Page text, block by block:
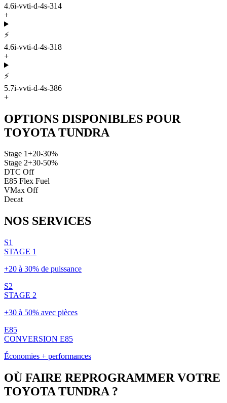
4.6i-vvti-d-4s-314
+
⚡
4.6i-vvti-d-4s-318
+
⚡
5.7i-vvti-d-4s-386
+
OPTIONS DISPONIBLES POUR
TOYOTA TUNDRA
Stage 1+20-30%
Stage 2+30-50%
DTC Off
E85 Flex Fuel
VMax Off
Decat
NOS SERVICES
S1
STAGE 1
+20 à 30% de puissance
S2
STAGE 2
+30 à 50% avec pièces
E85
CONVERSION E85
Économies + performances
OÙ FAIRE REPROGRAMMER VOTRE
TOYOTA TUNDRA ?